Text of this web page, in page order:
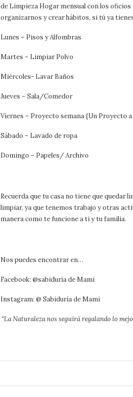
de Limpieza Hogar mensual con los oficios
organizarnos y crear hábitos, si tú ya
Lunes – Pisos y Alfombras
Martes – Limpiar Polvo
Miércoles- Lavar Baños
Jueves – Sala/Comedor
Viernes – Proyecto semana {Un Proyecto a
Sábado – Lavado de ropa
Domingo – Papeles/ Archivo
Recuerda que tu casa no tiene que quedar
limpiar, ya que tenemos trabajo y otras
manera como te funcione a ti y tu familia.
Nos puedes encontrar en…
Facebook: @sabiduría de Mami
Instagram: @ Sabiduría de Mami
“La Naturaleza nos seguirá regalando lo